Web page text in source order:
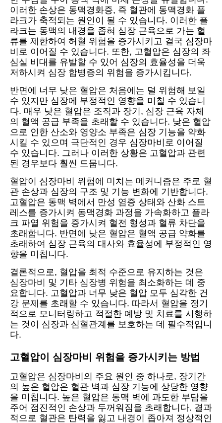
이러한 손상은 동맥경화증, 즉 혈관에 동맥경화 플
라크가 축적되는 원인이 될 수 있습니다. 이러한 플
라크는 동맥의 내경을 좁혀 심장 근육으로 가는 혈
류를 제한하여 허혈 위험을 증가시키고 결국 심장마
비로 이어질 수 있습니다. 또한, 고혈압은 심장의 좌
심실 비대를 유발할 수 있어 심장의 효율성을 더욱
저하시켜 심장 합병증의 위험을 증가시킵니다.
반면에 너무 낮은 혈압은 처음에는 덜 위험해 보일
수 있지만 심장에 부정적인 영향을 미칠 수 있습니
다. 매우 낮은 혈압은 조직과 장기, 심장 근육 자체
의 혈액 공급 부족을 초래할 수 있습니다. 낮은 혈압
으로 인한 산소와 영양소 부족은 심장 기능을 약화
시킬 수 있으며 극단적인 경우 심장마비로 이어질
수 있습니다. 그러나 이러한 상황은 고혈압과 관련
된 경우보다 훨씬 드뭅니다.
혈압이 심장마비 위험에 미치는 메커니즘은 주로 혈
관 손상과 심장의 구조 및 기능 변화에 기반합니다.
고혈압은 동맥 벽에서 만성 염증 상태와 산화 스트
레스를 증가시켜 동맥경화 과정을 가속화하고 플라
크 파열 위험을 증가시켜 혈전 형성과 혈류 차단을
초래합니다. 반면에 낮은 혈압은 혈액 공급 약화를
초래하여 심장 근육의 대사와 효율성에 부정적인 영
향을 미칩니다.
결론적으로, 혈압을 최적 수준으로 유지하는 것은
심장마비 및 기타 심장병 위험을 최소화하는 데 중
요합니다. 고혈압과 너무 낮은 혈압 모두 심각한 건
강 문제를 초래할 수 있습니다. 따라서 혈압을 정기
적으로 모니터링하고 적절한 예방 및 치료를 시행하
는 것이 심장과 심혈관계를 보호하는 데 필수적입니
다.
고혈압이 심장마비 위험을 증가시키는 방법
고혈압은 심장마비의 주요 원인 중 하나로, 장기간
의 높은 혈압은 혈관 벽과 심장 기능에 상당한 영향
을 미칩니다. 높은 혈압은 동맥 벽에 과도한 부담을
주어 점진적인 손상과 두꺼워짐을 초래합니다. 결과
적으로 혈관은 탄력을 잃고 내경이 좁아져 정상적인